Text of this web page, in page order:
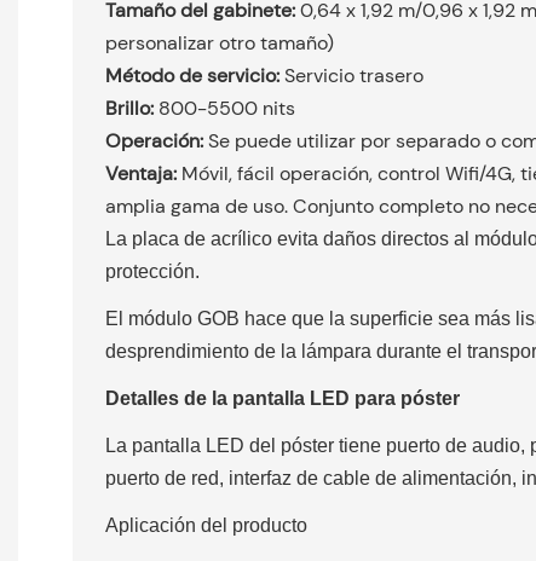
Tamaño del gabinete:0,64 x 1,92 m/0,96 x 1,92
personalizar otro tamaño)
Método de servicio:Servicio trasero
Brillo: 800-5500 nits
Operación:Se puede utilizar por separado o
Ventaja: Móvil, fácil operación, control Wifi/4G,
amplia gama de uso. Conjunto completo no
La placa de acrílico evita daños directos al
protección.
El módulo GOB hace que la superficie sea más
desprendimiento de la lámpara durante el
Detalles de la pantalla LED para póster
La pantalla LED del póster tiene puerto de audio,
puerto de red, interfaz de cable de alimentación,
Aplicación del producto